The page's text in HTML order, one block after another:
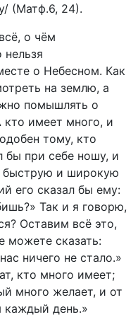
(Матф.6, 24).
о чём
о Небесном. Как
на землю, а
помышлять о
имеет много, и
тому, кто
при себе ношу, и
быструю и широкую
его сказал бы ему:
Так и я говорю,
Оставим всё это,
можете сказать:
ничего не стало.»
кто много имеет;
много желает, и от
каждый день.»